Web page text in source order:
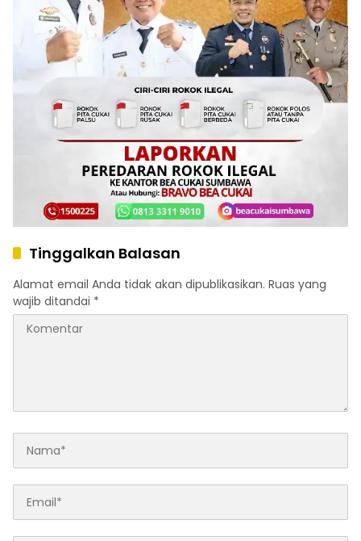
Tinggalkan Balasan
Alamat email Anda tidak akan dipublikasikan. Ruas yang
wajib ditandai *